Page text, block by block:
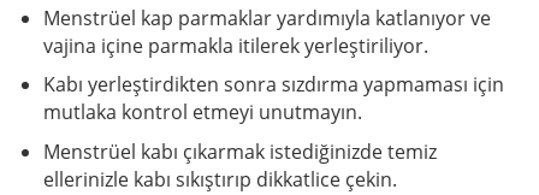
Menstrüel kap parmaklar yardımıyla katlanıyor ve
vajina içine parmakla itilerek yerleştiriliyor.
Kabı yerleştirdikten sonra sızdırma yapmaması için
mutlaka kontrol etmeyi unutmayın.
Menstrüel kabı çıkarmak istediğinizde temiz
ellerinizle kabı sıkıştırıp dikkatlice çekin.